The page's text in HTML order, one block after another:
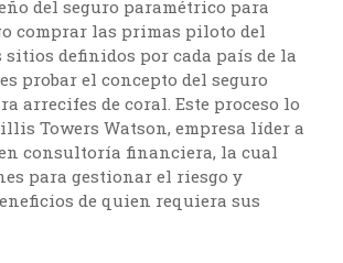
del seguro paramétrico para
comprar las primas piloto del
sitios definidos por cada país de la
probar el concepto del seguro
arrecifes de coral. Este proceso lo
Towers Watson, empresa líder a
consultoría financiera, la cual
para gestionar el riesgo y
de quien requiera sus